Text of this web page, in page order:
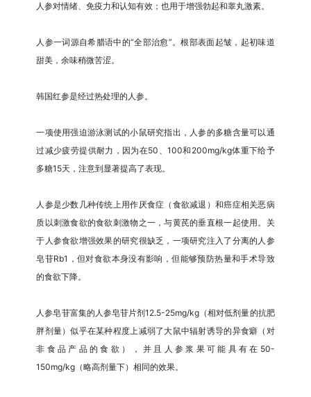
人参对情绪、免疫力和认知有效；也用于增强勃起和睾丸激素。
人参一词源自希腊语中的“全部治愈”。根部表面起皱，起初味道
甜美，余味稍微苦涩。
韩国红参是经过热处理的人参。
一项使用强迫游泳测试的小鼠研究指出，人参的多糖含量可以通
过减少疲劳提供耐力，因为在50、100和200mg/kg体重下给予
多糖15天，注意到显著提高了表现。
人参是少数几种传统上用作厌食症（食欲减退）和癌症相关恶病
质以刺激食欲的食欲刺激物之一，与黄芪的垂直根一起使用。关
于人参食欲增强效果的研究很缺乏，一项研究注入了分离的人参
皂苷Rb1，但对食欲本身没有影响，但能够预防热量和手术导致
的食欲下降。
人参皂苷富集的人参皂苷片剂12.5-25mg/kg（相对低剂量的抗肥
胖剂量）似乎在某种程度上减弱了大鼠中辐射诱导的异食癖（对
非食品产品的食欲），并且人参浆果可能具有在50-
150mg/kg（略高剂量下）相同的效果。